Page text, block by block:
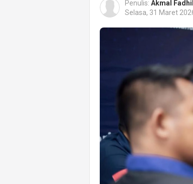
Penulis: Akmal Fadhil
Selasa, 31 Maret